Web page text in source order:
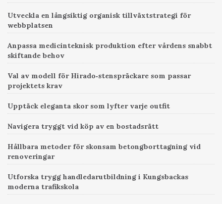
Utveckla en långsiktig organisk tillväxtstrategi för
webbplatsen
Anpassa medicinteknisk produktion efter vårdens snabbt
skiftande behov
Val av modell för Hirado‑stenspräckare som passar
projektets krav
Upptäck eleganta skor som lyfter varje outfit
Navigera tryggt vid köp av en bostadsrätt
Hållbara metoder för skonsam betongborttagning vid
renoveringar
Utforska trygg handledarutbildning i Kungsbackas
moderna trafikskola